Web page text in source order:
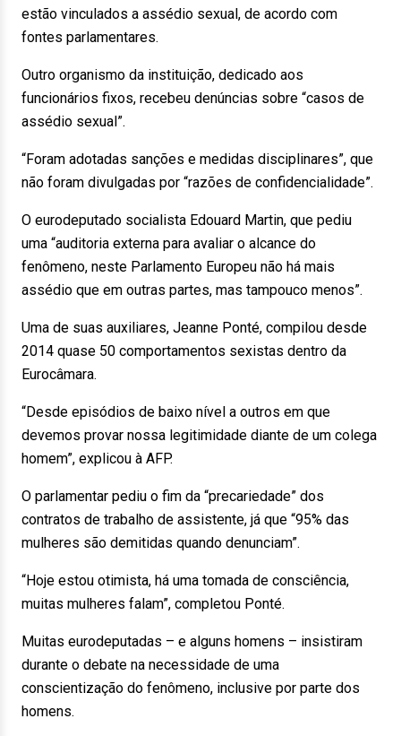
estão vinculados a assédio sexual, de acordo com
fontes parlamentares.
Outro organismo da instituição, dedicado aos
funcionários fixos, recebeu denúncias sobre “casos de
assédio sexual”.
“Foram adotadas sanções e medidas disciplinares”, que
não foram divulgadas por “razões de confidencialidade”.
O eurodeputado socialista Edouard Martin, que pediu
uma “auditoria externa para avaliar o alcance do
fenômeno, neste Parlamento Europeu não há mais
assédio que em outras partes, mas tampouco menos”.
Uma de suas auxiliares, Jeanne Ponté, compilou desde
2014 quase 50 comportamentos sexistas dentro da
Eurocâmara.
“Desde episódios de baixo nível a outros em que
devemos provar nossa legitimidade diante de um colega
homem”, explicou à AFP.
O parlamentar pediu o fim da “precariedade” dos
contratos de trabalho de assistente, já que “95% das
mulheres são demitidas quando denunciam”.
“Hoje estou otimista, há uma tomada de consciência,
muitas mulheres falam”, completou Ponté.
Muitas eurodeputadas – e alguns homens – insistiram
durante o debate na necessidade de uma
conscientização do fenômeno, inclusive por parte dos
homens.